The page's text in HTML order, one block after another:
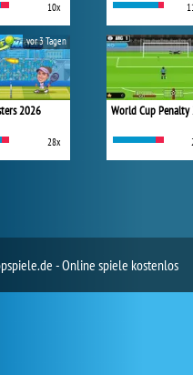
10x
2026
28x
vor 3 Tagen
World Cup
- Online spiele kostenlos